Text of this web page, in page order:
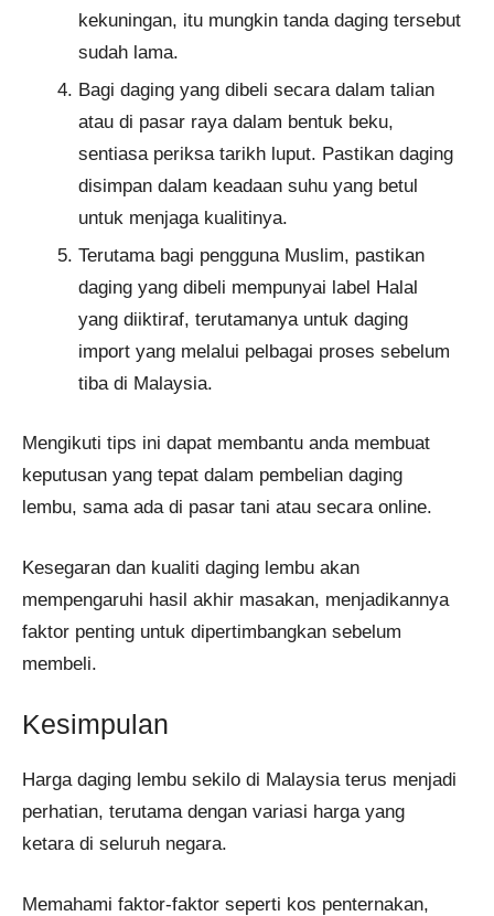
kekuningan, itu mungkin tanda daging tersebut
sudah lama.
Bagi daging yang dibeli secara dalam talian
atau di pasar raya dalam bentuk beku,
sentiasa periksa tarikh luput. Pastikan daging
disimpan dalam keadaan suhu yang betul
untuk menjaga kualitinya.
Terutama bagi pengguna Muslim, pastikan
daging yang dibeli mempunyai label Halal
yang diiktiraf, terutamanya untuk daging
import yang melalui pelbagai proses sebelum
tiba di Malaysia.
Mengikuti tips ini dapat membantu anda membuat
keputusan yang tepat dalam pembelian daging
lembu, sama ada di pasar tani atau secara online.
Kesegaran dan kualiti daging lembu akan
mempengaruhi hasil akhir masakan, menjadikannya
faktor penting untuk dipertimbangkan sebelum
membeli.
Kesimpulan
Harga daging lembu sekilo di Malaysia terus menjadi
perhatian, terutama dengan variasi harga yang
ketara di seluruh negara.
Memahami faktor-faktor seperti kos penternakan,